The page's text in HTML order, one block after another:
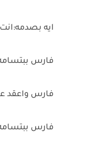
ايه بصدمه:انت
فارس
فارس واعقد
فارس